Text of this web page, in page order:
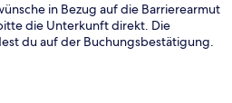
in Bezug auf die Barrierearmut
die Unterkunft direkt. Die
du auf der Buchungsbestätigung.